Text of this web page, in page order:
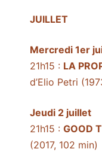
JUILLET
Mercredi 1er
21h15 : LA
d’Elio Petri
Jeudi 2 juillet
21h15 : GOOD
(2017, 102 min)